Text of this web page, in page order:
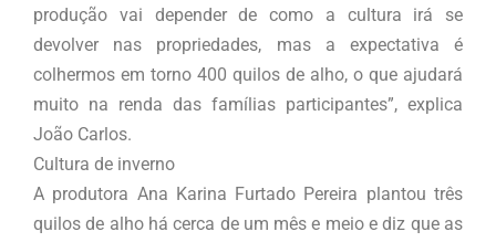
produção vai depender de como a cultura irá se
devolver nas propriedades, mas a expectativa é
colhermos em torno 400 quilos de alho, o que ajudará
muito na renda das famílias participantes”, explica
João Carlos.
Cultura de inverno
A produtora Ana Karina Furtado Pereira plantou três
quilos de alho há cerca de um mês e meio e diz que as